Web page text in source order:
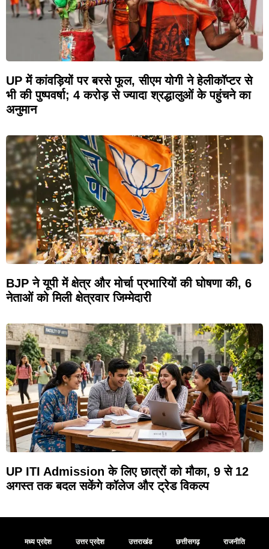
UP में कांवड़ियों पर बरसे फूल, सीएम योगी ने हेलीकॉप्टर से
भी की पुष्पवर्षा; 4 करोड़ से ज्यादा श्रद्धालुओं के पहुंचने का
अनुमान
BJP ने यूपी में क्षेत्र और मोर्चा प्रभारियों की घोषणा की, 6
नेताओं को मिली क्षेत्रवार जिम्मेदारी
UP ITI Admission के लिए छात्रों को मौका, 9 से 12
अगस्त तक बदल सकेंगे कॉलेज और ट्रेड विकल्प
मध्य प्रदेश उत्तर प्रदेश उत्तराखंड छत्तीसगढ़ राजनीति